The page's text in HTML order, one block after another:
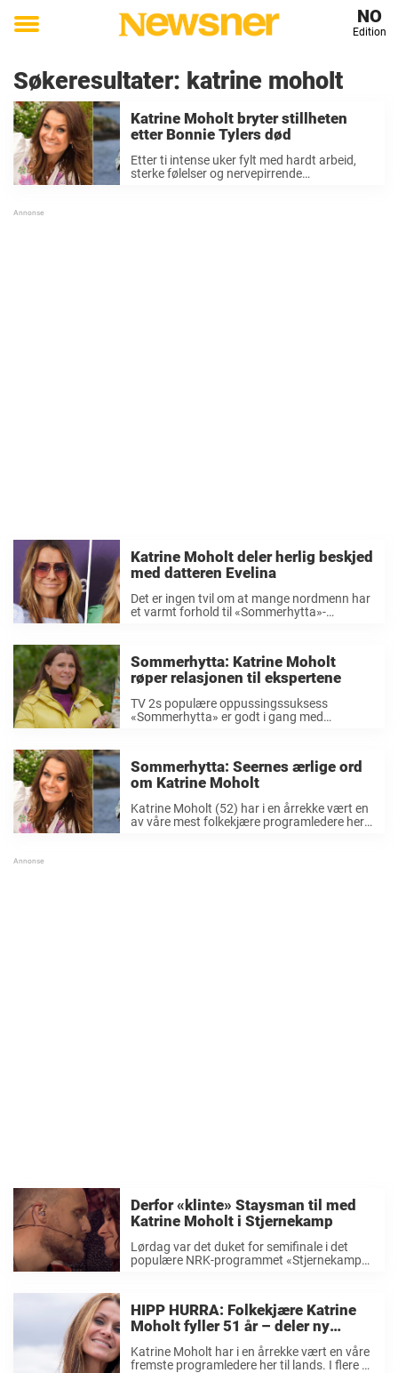
Toggle
NO
Edition
Søkeresultater: katrine moholt
Katrine Moholt bryter stillheten
etter Bonnie Tylers død
Etter ti intense uker fylt med hardt arbeid,
sterke følelser og nervepirrende
Katrine Moholt deler herlig beskjed
med datteren Evelina
Det er ingen tvil om at mange nordmenn har
et varmt forhold til «Sommerhytta»-
...
Sommerhytta: Katrine Moholt
røper relasjonen til ekspertene
TV 2s populære oppussingssuksess
«Sommerhytta» er godt i gang med
Men det er ikke bare seerne som lar seg rive
med ...
Sommerhytta: Seernes ærlige ord
om Katrine Moholt
Katrine Moholt (52) har i en årrekke vært en
av våre mest folkekjære programledere her
Derfor «klinte» Staysman til med
Katrine Moholt i Stjernekamp
Lørdag var det duket for semifinale i det
populære NRK-programmet «Stjernekamp»
blanding av erfarne artister og nye talenter.
Etter lørdagens ...
HIPP HURRA: Folkekjære Katrine
Moholt fyller 51 år – deler ny
fremtidsbeskjed som får alle til å
lure
Katrine Moholt har i en årrekke vært en våre
fremste programledere her til lands. I flere år